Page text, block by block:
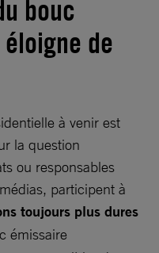
bouc
de
à venir est
la question
ou responsables
participent à
toujours plus dures
émissaire